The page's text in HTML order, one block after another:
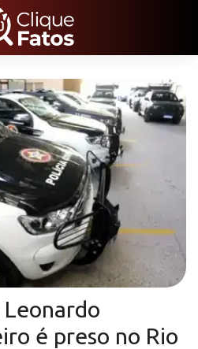
é preso no Rio